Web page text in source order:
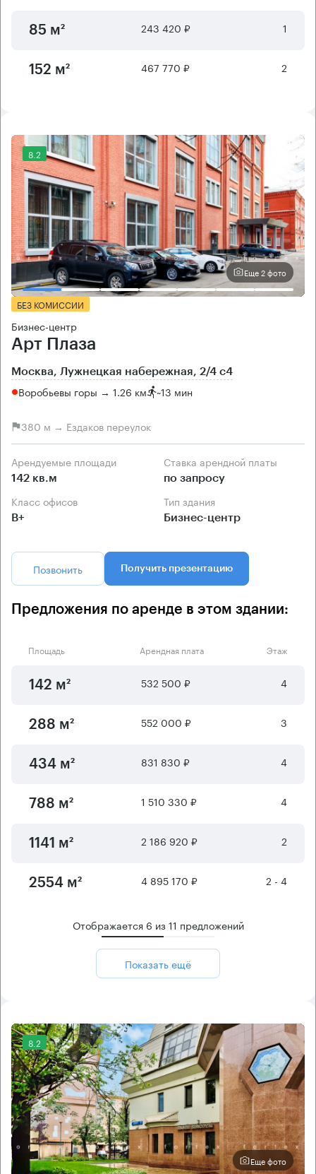
85 м² 243 420 ₽ 1
152 м² 467 770 ₽ 2
8.2
Еще 2 фото
БЕЗ КОМИССИИ
Бизнес-центр
Арт Плаза
Москва, Лужнецкая набережная, 2/4 с4
Воробьевы горы → 1.26 км ~13 мин
380 м → Ездаков переулок
Арендуемые площади
142 кв.м
Ставка арендной платы
по запросу
Класс офисов
B+
Тип здания
Бизнес-центр
Позвонить Получить презентацию
Предложения по аренде в этом здании:
Площадь Арендная плата Этаж
142 м² 532 500 ₽ 4
288 м² 552 000 ₽ 3
434 м² 831 830 ₽ 4
788 м² 1 510 330 ₽ 4
1141 м² 2 186 920 ₽ 2
2554 м² 4 895 170 ₽ 2 - 4
Отображается 6 из11 предложений
Показать ещё
8.2
Еще фото